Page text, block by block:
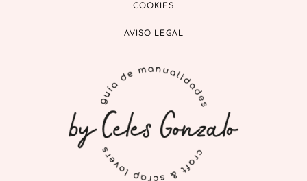
COOKIES
AVISO LEGAL